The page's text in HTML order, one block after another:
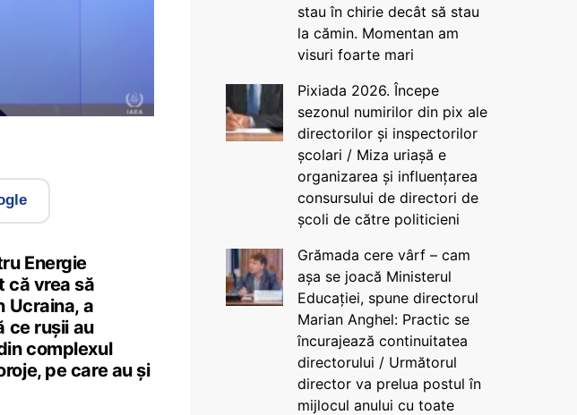
Energie
că vrea să
Ucraina, a
ce rușii au
complexul
pe care au și
stau în chirie decât să stau
la cămin. Momentan am
visuri foarte mari
Pixiada 2026. Începe
sezonul numirilor din pix ale
directorilor și inspectorilor
școlari / Miza uriașă e
organizarea și influențarea
consursului de directori de
școli de către politicieni
Grămada cere vârf – cam
așa se joacă Ministerul
Educației, spune directorul
Marian Anghel: Practic se
încurajează continuitatea
directorului / Următorul
director va prelua postul în
mijlocul anului cu toate